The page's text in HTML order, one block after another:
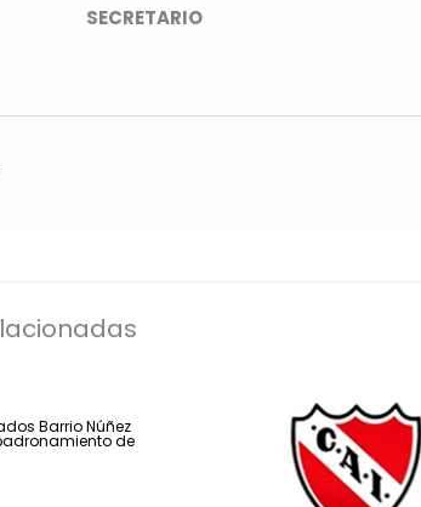
SECRETARIO
Barrio Núñez
de